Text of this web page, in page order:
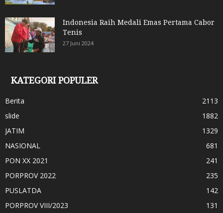
Indonesia Raih Medali Emas Pertama Cabor
Tenis
27 Juni 2024
KATEGORI POPULER
Berita
2113
slide
1882
JATIM
1329
NASIONAL
681
PON XX 2021
241
PORPROV 2022
235
PUSLATDA
142
PORPROV VIII/2023
131